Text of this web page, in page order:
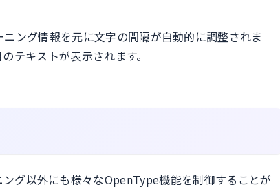
ング情報を元に文字の間隔が自動的に調整されま
テキストが表示されます。
グ以外にも様々なOpenType機能を制御することが